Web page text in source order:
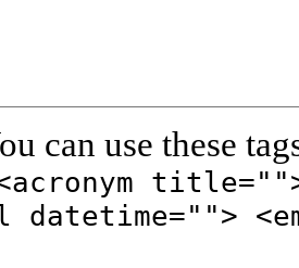
can use these
datetime="">